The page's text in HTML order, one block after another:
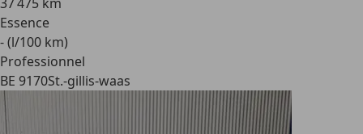
Essence
- (l/100 km)
Professionnel
BE 9170St.-gillis-waas